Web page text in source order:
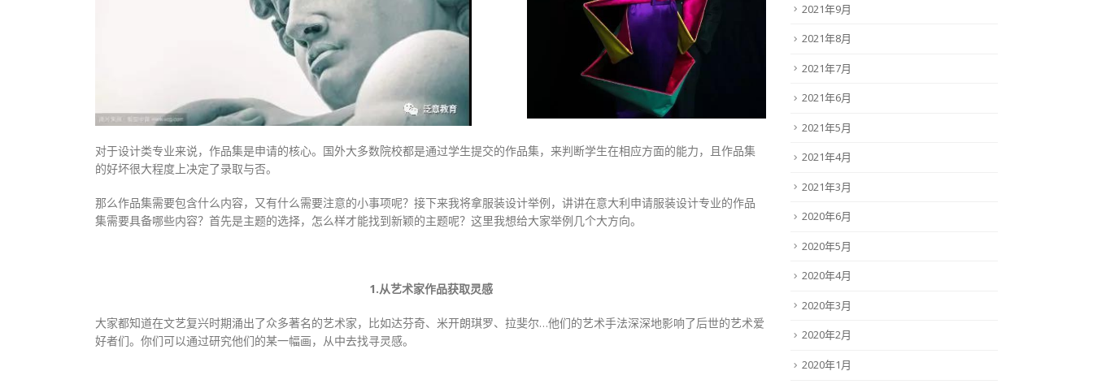
对于设计类专业来说，作品集是申请的核心。国外大多数院校都是通过学生提交的作品集，来判断学生在相应方面的能力，且作品集
的好坏很大程度上决定了录取与否。
那么作品集需要包含什么内容，又有什么需要注意的小事项呢？接下来我将拿服装设计举例，讲讲在意大利申请服装设计专业的作品
集需要具备哪些内容？首先是主题的选择，怎么样才能找到新颖的主题呢？这里我想给大家举例几个大方向。
1.从艺术家作品获取灵感
大家都知道在文艺复兴时期涌出了众多著名的艺术家，比如达芬奇、米开朗琪罗、拉斐尔…他们的艺术手法深深地影响了后世的艺术爱
好者们。你们可以通过研究他们的某一幅画，从中去找寻灵感。
2021年9月
2021年8月
2021年7月
2021年6月
2021年5月
2021年4月
2021年3月
2020年6月
2020年5月
2020年4月
2020年3月
2020年2月
2020年1月